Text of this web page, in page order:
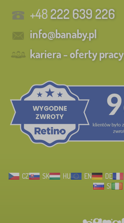
+48222 639 226
info@banaby.pl
kariera - oferty pracy
CZ SK HU EN DE
SI